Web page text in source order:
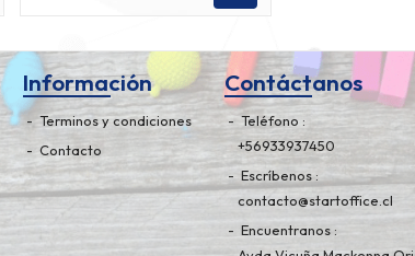
Información
Terminos y condiciones
Contacto
Contáctanos
Teléfono
+56933937450
Escríbenos
contacto@startoffice.cl
Encuentranos